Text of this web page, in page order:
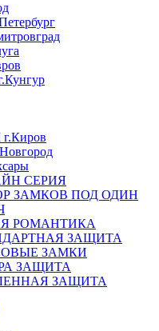
СЕРИЯ
ЗАМКОВ ПОД ОДИН
РОМАНТИКА
ЗАЩИТА
ЗАМКИ
ЗАЩИТА
ЗАЩИТА